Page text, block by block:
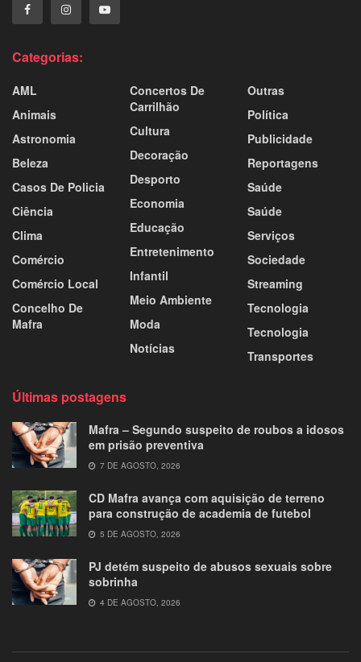
Categorias:
AML
Animais
Astronomia
Beleza
Casos De Policia
Ciência
Clima
Comércio
Comércio Local
Concelho De
Mafra
Concertos De
Carrilhão
Cultura
Decoração
Desporto
Economia
Educação
Entretenimento
Infantil
Meio Ambiente
Moda
Notícias
Outras
Política
Publicidade
Reportagens
Saúde
Saúde
Serviços
Sociedade
Streaming
Tecnologia
Tecnologia
Transportes
Últimas postagens
Mafra – Segundo suspeito de roubos a idosos
em prisão preventiva
7 DE AGOSTO, 2026
CD Mafra avança com aquisição de terreno
para construção de academia de futebol
5 DE AGOSTO, 2026
PJ detém suspeito de abusos sexuais sobre
sobrinha
4 DE AGOSTO, 2026